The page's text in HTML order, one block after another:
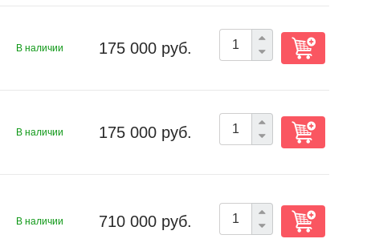
В наличии 175 000 руб.
В наличии 175 000 руб.
В наличии 710 000 руб.